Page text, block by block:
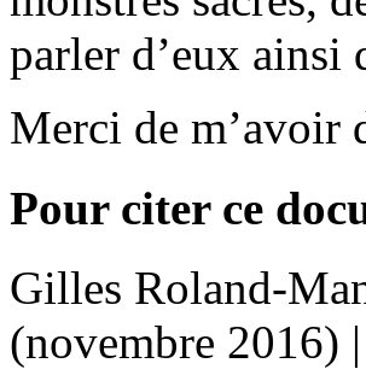
parler d’eux ainsi
Merci de m’avoir
Pour citer ce
Gilles Roland-
(novembre 2016)